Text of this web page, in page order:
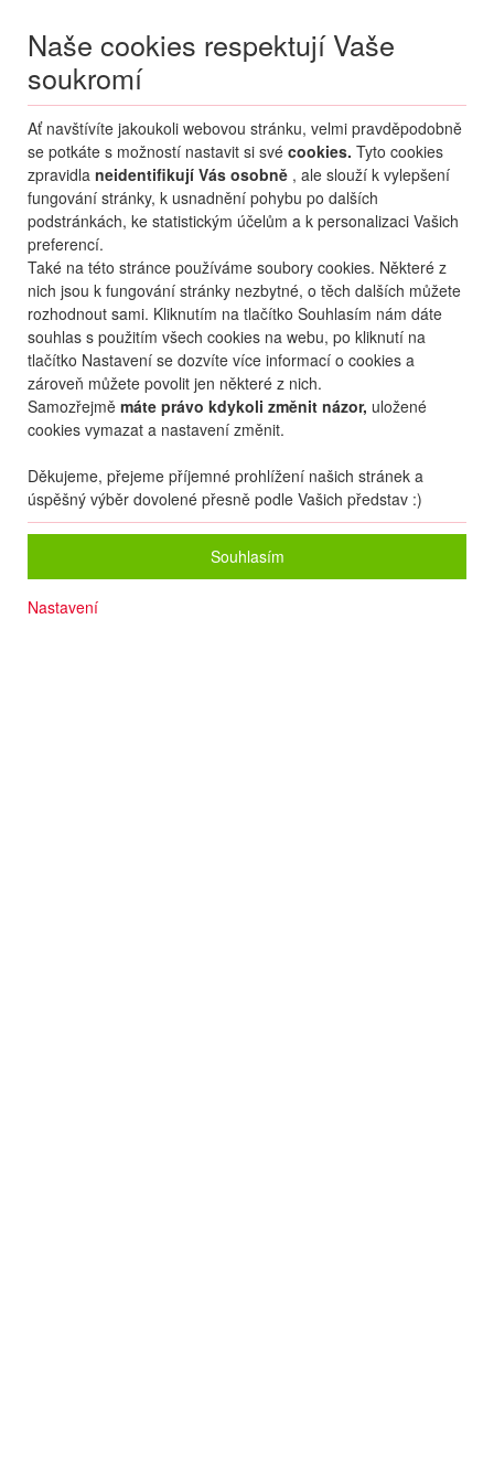
Naše cookies respektují Vaše
soukromí
Ať navštívíte jakoukoli webovou stránku, velmi pravděpodobně
se potkáte s možností nastavit si své cookies. Tyto cookies
zpravidla neidentifikují Vás osobně , ale slouží k vylepšení
fungování stránky, k usnadnění pohybu po dalších
podstránkách, ke statistickým účelům a k personalizaci Vašich
preferencí.
Také na této stránce používáme soubory cookies. Některé z
nich jsou k fungování stránky nezbytné, o těch dalších můžete
rozhodnout sami. Kliknutím na tlačítko Souhlasím nám dáte
souhlas s použitím všech cookies na webu, po kliknutí na
tlačítko Nastavení se dozvíte více informací o cookies a
zároveň můžete povolit jen některé z nich.
Samozřejmě máte právo kdykoli změnit názor, uložené
cookies vymazat a nastavení změnit.
Děkujeme, přejeme příjemné prohlížení našich stránek a
úspěšný výběr dovolené přesně podle Vašich představ :)
Souhlasím
Nastavení
Menu
MojePřihlášení
Destinace nerozhoduje
06.08.-...• 2 osoby